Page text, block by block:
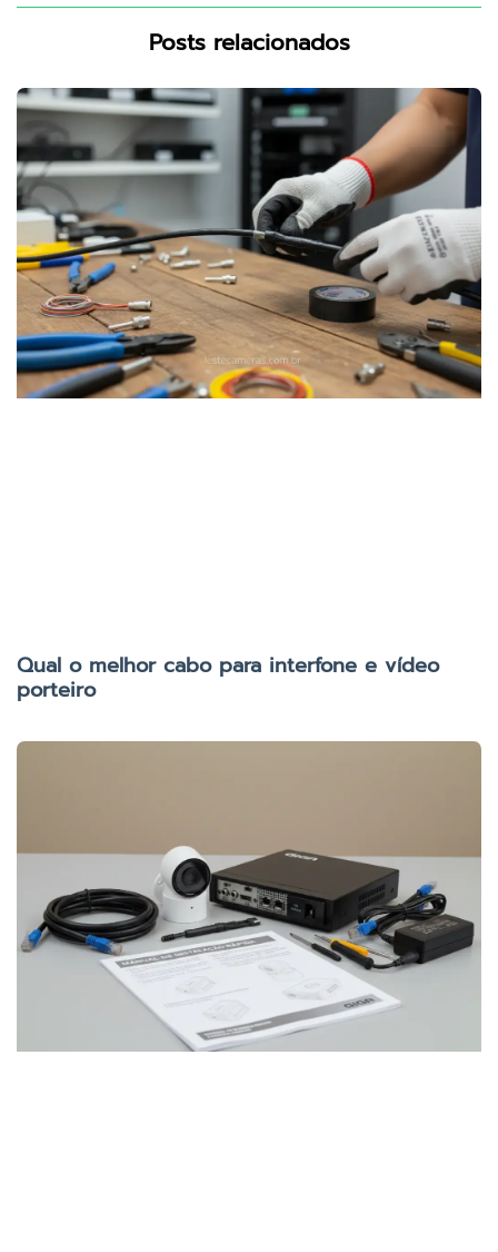
Posts relacionados
Qual o melhor cabo para interfone e vídeo
porteiro